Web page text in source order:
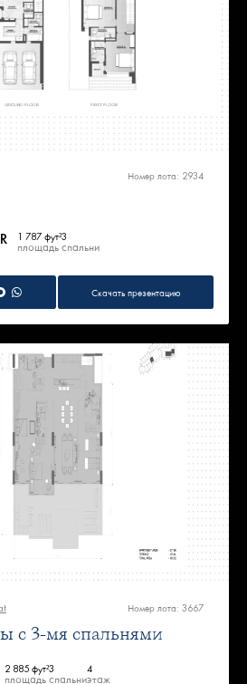
Номер лота: 2934
1 787 фут²
площадь
3
спальни
Скачать презентацию
Номер лота: 3667
с 3-мя спальнями
2 885 фут²
площадь
3
спальни
4
этаж